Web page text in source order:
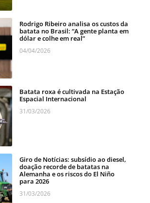
Rodrigo Ribeiro analisa os custos da
batata no Brasil: “A gente planta em
dólar e colhe em real”
04/04/2026
Batata roxa é cultivada na Estação
Espacial Internacional
31/03/2026
Giro de Notícias: subsídio ao diesel,
doação recorde de batatas na
Alemanha e os riscos do El Niño
para 2026
31/03/2026